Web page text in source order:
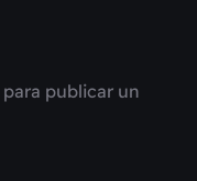
para publicar un